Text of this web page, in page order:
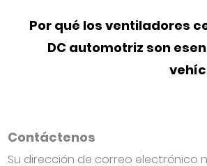
Por qué los ventiladores
DC automotriz son
Contáctenos
Su dirección de correo electrónico